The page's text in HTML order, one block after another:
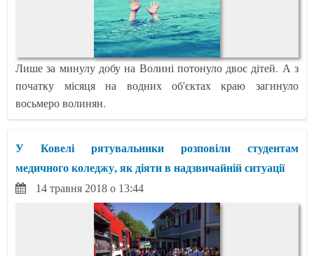
Лише за минулу добу на Волині потонуло двоє дітей. А з
початку місяця на водних об'єктах краю загинуло
восьмеро волинян.
У Ковелі рятувальники розповіли студентам
медичного коледжу, як діяти в надзвичайній ситуації
14 травня 2018 о 13:44